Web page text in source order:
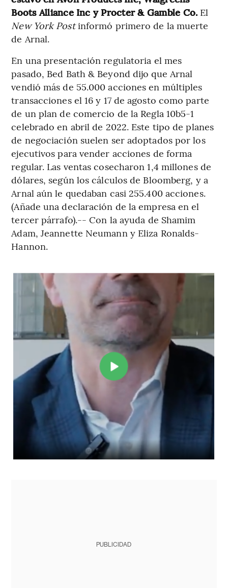
Boots Alliance Inc y Procter & Gamble Co. El
New York Postinformó primero de la muerte
de Arnal.
En una presentación regulatoria el mes
pasado, Bed Bath & Beyond dijo que Arnal
vendió más de 55.000 acciones en múltiples
transacciones el 16 y 17 de agosto como parte
de un plan de comercio de la Regla 10b5-1
celebrado en abril de 2022. Este tipo de planes
de negociación suelen ser adoptados por los
ejecutivos para vender acciones de forma
regular. Las ventas cosecharon 1,4 millones de
dólares, según los cálculos de Bloomberg, y a
Arnal aún le quedaban casi 255.400 acciones.
(Añade una declaración de la empresa en el
tercer párrafo).-- Con la ayuda de Shamim
Adam, Jeannette Neumann y Eliza Ronalds-
Hannon.
PUBLICIDAD